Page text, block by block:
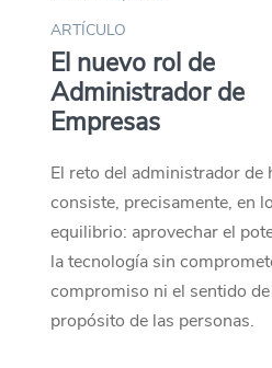
ARTÍCULO
El nuevo rol de
Administrador de
Empresas
El reto del administrador de
consiste, precisamente, en
equilibrio: aprovechar el
la tecnología sin
compromiso ni el sentido de
propósito de las personas.